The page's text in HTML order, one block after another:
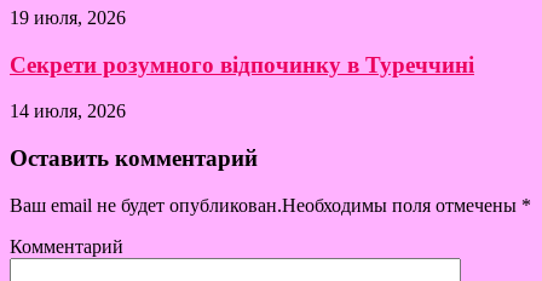
19 июля, 2026
Секрети розумного відпочинку в Туреччині
14 июля, 2026
Оставить комментарий
Ваш email не будет опубликован.Необходимы поля отмечены *
Комментарий